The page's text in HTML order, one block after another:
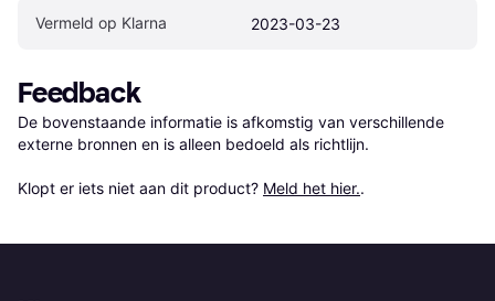
Vermeld op Klarna 2023-03-23
Feedback
De bovenstaande informatie is afkomstig van verschillende
externe bronnen en is alleen bedoeld als richtlijn.
Klopt er iets niet aan dit product? Meld het hier..